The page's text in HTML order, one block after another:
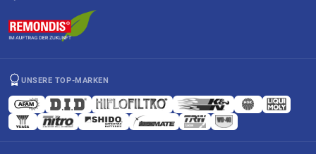
UNSERE TOP-MARKEN